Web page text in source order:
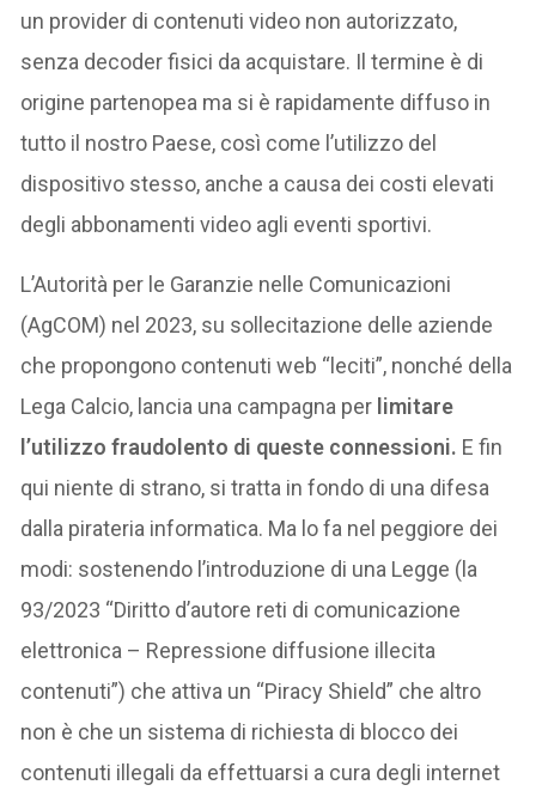
un provider di contenuti video non autorizzato,
senza decoder fisici da acquistare. Il termine è di
origine partenopea ma si è rapidamente diffuso in
tutto il nostro Paese, così come l’utilizzo del
dispositivo stesso, anche a causa dei costi elevati
degli abbonamenti video agli eventi sportivi.
L’Autorità per le Garanzie nelle Comunicazioni
(AgCOM) nel 2023, su sollecitazione delle aziende
che propongono contenuti web “leciti”, nonché della
Lega Calcio, lancia una campagna per limitare
l’utilizzo fraudolento di queste connessioni. E fin
qui niente di strano, si tratta in fondo di una difesa
dalla pirateria informatica. Ma lo fa nel peggiore dei
modi: sostenendo l’introduzione di una Legge (la
93/2023 “Diritto d’autore reti di comunicazione
elettronica – Repressione diffusione illecita
contenuti”) che attiva un “Piracy Shield” che altro
non è che un sistema di richiesta di blocco dei
contenuti illegali da effettuarsi a cura degli internet